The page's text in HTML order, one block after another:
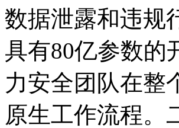
数据泄露和违规
具有80亿参数的开
力安全团队在整
原生工作流程。